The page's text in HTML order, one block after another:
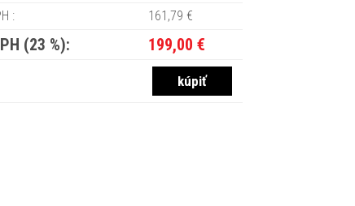
:
161,79 €
(23 %): 199,00 €